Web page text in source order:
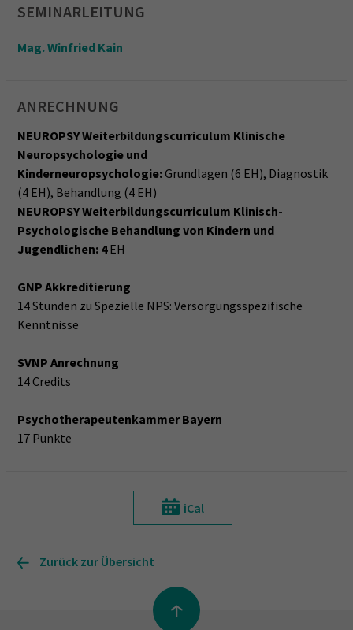
SEMINARLEITUNG
Mag. Winfried Kain
ANRECHNUNG
NEUROPSY Weiterbildungscurriculum Klinische
Neuropsychologie und
Kinderneuropsychologie:Grundlagen (6 EH), Diagnostik
(4 EH), Behandlung (4 EH)
NEUROPSY Weiterbildungscurriculum Klinisch-
Psychologische Behandlung von Kindern und
Jugendlichen: 4EH
GNP Akkreditierung
14 Stunden zu Spezielle NPS: Versorgungsspezifische
Kenntnisse
SVNP Anrechnung
14 Credits
Psychotherapeutenkammer Bayern
17 Punkte
iCal
Zurück zur Übersicht